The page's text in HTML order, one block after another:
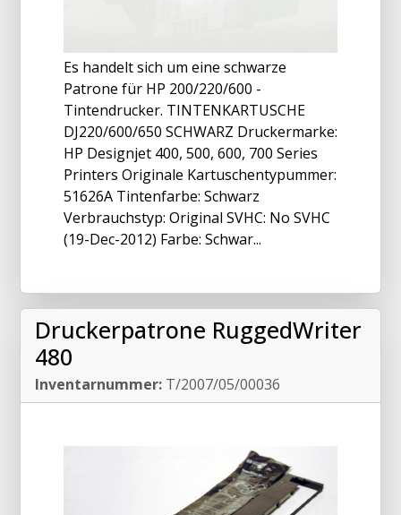
Es handelt sich um eine schwarze
Patrone für HP 200/220/600 -
Tintendrucker. TINTENKARTUSCHE
DJ220/600/650 SCHWARZ Druckermarke:
HP Designjet 400, 500, 600, 700 Series
Printers Originale Kartuschentypummer:
51626A Tintenfarbe: Schwarz
Verbrauchstyp: Original SVHC: No SVHC
(19-Dec-2012) Farbe: Schwar...
Druckerpatrone RuggedWriter
480
Inventarnummer: T/2007/05/00036